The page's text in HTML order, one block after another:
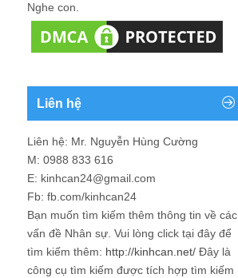
Nghe con.
Liên hệ
Liên hệ: Mr. Nguyễn Hùng Cường
M: 0988 833 616
E: kinhcan24@gmail.com
Fb: fb.com/kinhcan24
Bạn muốn tìm kiếm thêm thông tin về các
vấn đề Nhân sự . Vui lòng click tại đây để
tìm kiếm thêm: http://kinhcan.net/ Đây là
công cụ tìm kiếm được tích hợp tìm kiếm